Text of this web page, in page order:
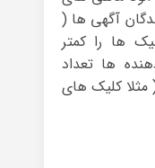
آگهی ها (
ها را کمتر
ها تعداد
کلیک های